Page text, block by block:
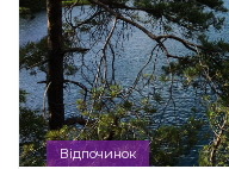
Відпочинок